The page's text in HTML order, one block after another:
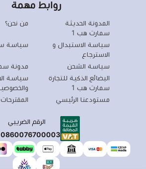
روابط مهمة
المدونة الحديثة
سمارت هب 1
من نحن؟
سياسة الاستبدال و
الاسترجاع
سياسة
سياسة الشحن
مدونة
البضائع الذكية للتجارة
سمارت هب 1
سياسة
مستودعنا الرئيسي
الرقم الضريبي